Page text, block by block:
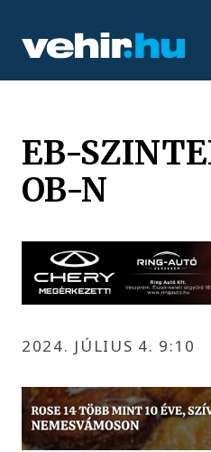
EB-
OB-N
2024. JÚLIUS 4. 9:10